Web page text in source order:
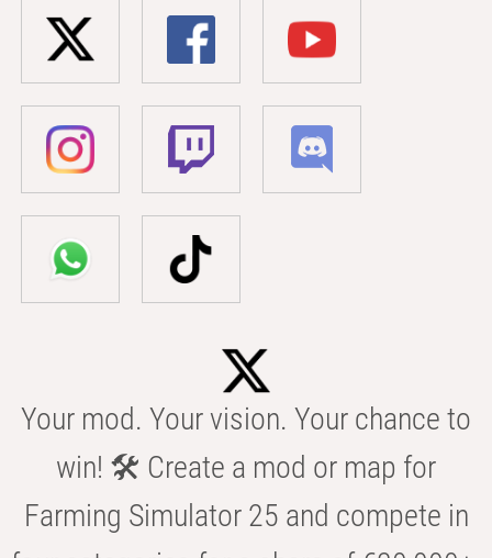
Your mod. Your vision. Your chance to
win! 🛠️ Create a mod or map for
Farming Simulator 25 and compete in